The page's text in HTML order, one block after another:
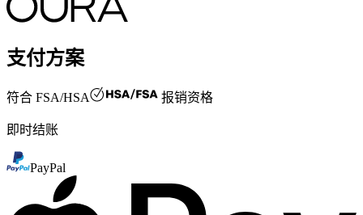
支付方案
符合 FSA/HSA 报销资格
即时结账
PayPal